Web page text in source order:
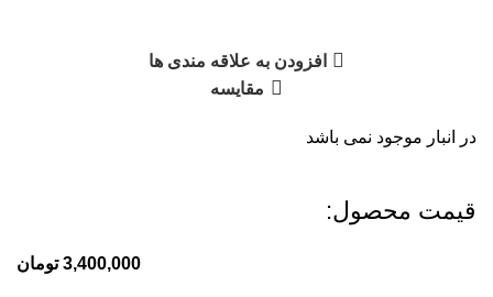
افزودن به علاقه مندی ها
مقایسه
در انبار موجود نمی باشد
قیمت محصول:​
3,400,000 تومان